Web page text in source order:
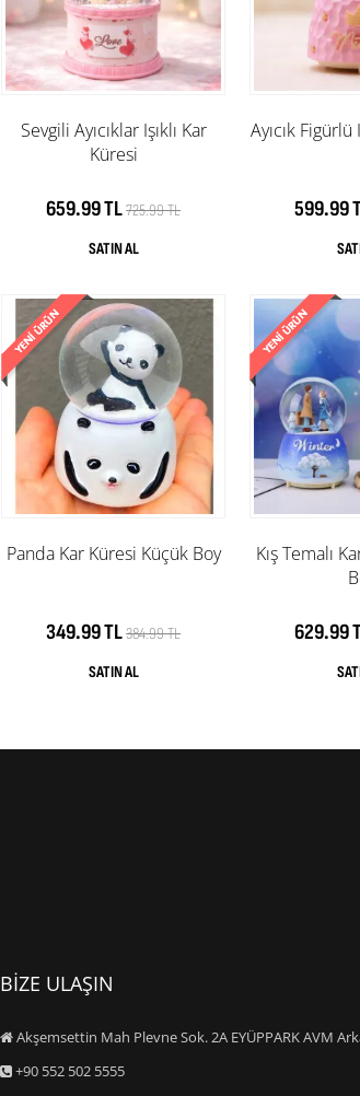
Sevgili Ayıcıklar Işıklı Kar
Küresi
659.99 TL725.99 TL
Ayıcık Figürlü
599.99
Panda Kar Küresi Küçük Boy
349.99 TL384.99 TL
Kış Temalı
629.99
BİZE ULAŞIN
Akşemsettin Mah Plevne Sok. 2A EYÜPPARK AVM
+90 552 502 5555